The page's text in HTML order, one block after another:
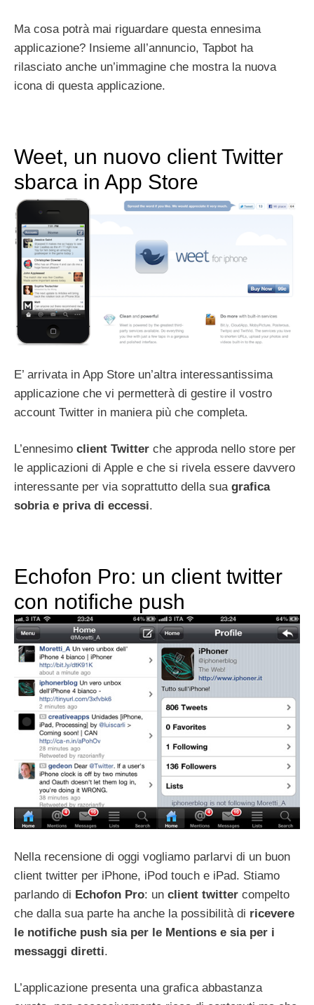
Ma cosa potrà mai riguardare questa ennesima
applicazione? Insieme all’annuncio, Tapbot ha
rilasciato anche un’immagine che mostra la nuova
icona di questa applicazione.
Weet, un nuovo client Twitter
sbarca in App Store
E’ arrivata in App Store un’altra interessantissima
applicazione che vi permetterà di gestire il vostro
account Twitter in maniera più che completa.
L’ennesimo client Twitter che approda nello store per
le applicazioni di Apple e che si rivela essere davvero
interessante per via soprattutto della sua grafica
sobria e priva di eccessi.
Echofon Pro: un client twitter
con notifiche push
Nella recensione di oggi vogliamo parlarvi di un buon
client twitter per iPhone, iPod touch e iPad. Stiamo
parlando di Echofon Pro: un client twitter compelto
che dalla sua parte ha anche la possibilità di ricevere
le notifiche push sia per le Mentions e sia per i
messaggi diretti.
L’applicazione presenta una grafica abbastanza